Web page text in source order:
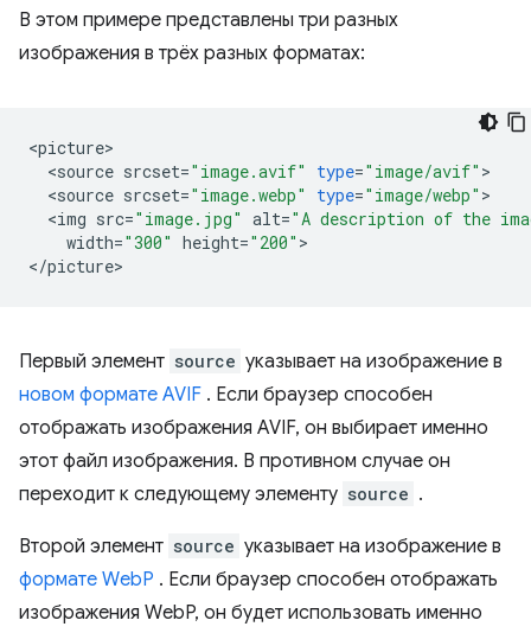
В этом примере представлены три разных
изображения в трёх разных форматах:
<picture
<source srcset="image.avif" type="image/avif"
<source srcset="image.webp" type="image/webp"
<img src="image.jpg" alt="A description of the
width="300" height="200" >
</picture
Первый элемент source указывает на изображение в
новом формате AVIF . Если браузер способен
отображать изображения AVIF, он выбирает именно
этот файл изображения. В противном случае он
переходит к следующему элементу source .
Второй элемент source указывает на изображение в
формате WebP . Если браузер способен отображать
изображения WebP, он будет использовать именно